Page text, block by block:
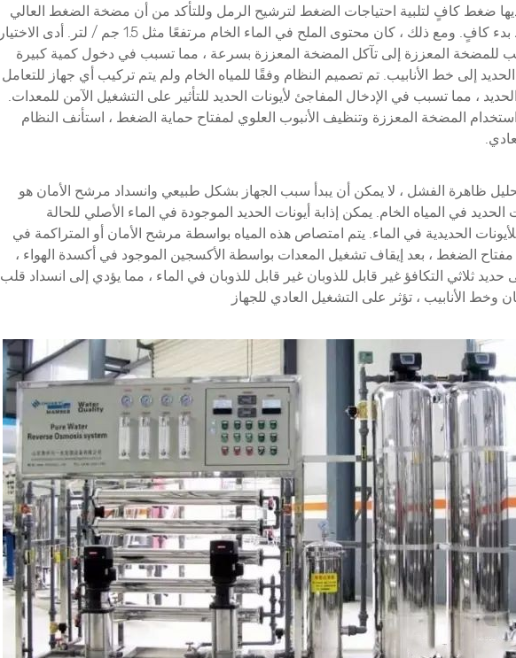
ضغط كافٍ لتلبية احتياجات الضغط لترشيح الرمل وللتأكد من أن مضخة الضغط العالي
لديها ضغط بدء كافٍ. ومع ذلك ، كان محتوى الملح في الماء الخام مرتفعًا مثل 1.5 جم / لتر. أدى الاختيار
للمضخة المعززة إلى تآكل المضخة المعززة بسرعة ، مما تسبب في دخول كمية كبيرة
إلى خط الأنابيب. تم تصميم النظام وفقًا للمياه الخام ولم يتم تركيب أي جهاز للتعامل
، مما تسبب في الإدخال المفاجئ لأيونات الحديد للتأثير على التشغيل الآمن للمعدات.
المضخة المعززة وتنظيف الأنبوب العلوي لمفتاح حماية الضغط ، استأنف النظام
ظاهرة الفشل ، لا يمكن أن يبدأ سبب الجهاز بشكل طبيعي وانسداد مرشح الأمان هو
الحديد في المياه الخام. يمكن إذابة أيونات الحديد الموجودة في الماء الأصلي للحالة
الحديدية في الماء. يتم امتصاص هذه المياه بواسطة مرشح الأمان أو المتراكمة في
الضغط ، بعد إيقاف تشغيل المعدات بواسطة الأكسجين الموجود في أكسدة الهواء ،
حديد ثلاثي التكافؤ غير قابل للذوبان غير قابل للذوبان في الماء ، مما يؤدي إلى انسداد قلب
وخط الأنابيب ، تؤثر على التشغيل العادي للجهاز